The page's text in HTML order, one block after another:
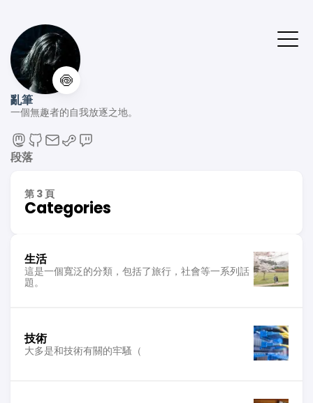
🍥
亂筆
一個無趣者的自我放逐之地。
段落
第 3 頁
Categories
生活
這是一個寬泛的分類，包括了旅行，社會等一系列話
題。
技術
大多是和技術有關的牢騷（